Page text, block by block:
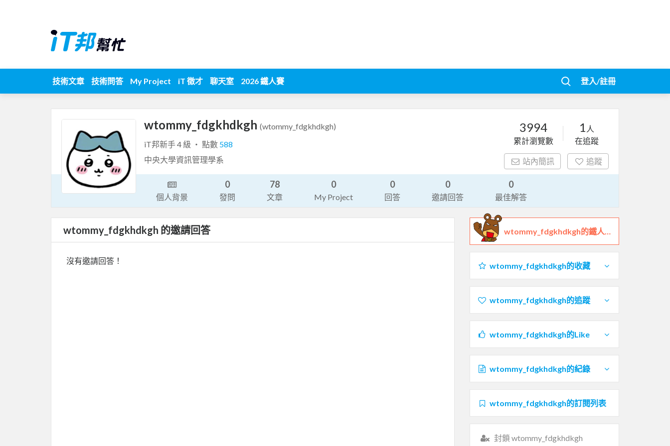
技術文章 技術問答 My Project iT 徵才 聊天室 2026 鐵人賽 登入/註冊
wtommy_fdgkhdkgh (wtommy_fdgkhdkgh)
iT邦新手 4 級 ‧ 點數 588
中央大學資訊管理學系
3994
累計瀏覽數
1 人
在追蹤
站內簡訊 追蹤
個人背景
0
發問
78
文章
0
My Project
0
回答
0
邀請回答
0
最佳解答
wtommy_fdgkhdkgh 的邀請回答
沒有邀請回答！
wtommy_fdgkhdkgh的鐵人檔案
wtommy_fdgkhdkgh的收藏
wtommy_fdgkhdkgh的追蹤
wtommy_fdgkhdkgh的Like
wtommy_fdgkhdkgh的紀錄
wtommy_fdgkhdkgh的訂閱列表
封鎖 wtommy_fdgkhdkgh